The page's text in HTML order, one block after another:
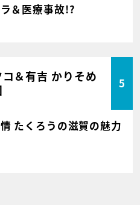
＆医療事故!?
コ＆有吉 かりそめ
5
たくろうの滋賀の魅力